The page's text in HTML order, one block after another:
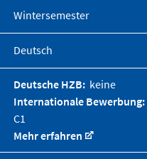
Wintersemester
Deutsch
Deutsche HZB: keine
Internationale Bewerbung:
C1
Mehr erfahren